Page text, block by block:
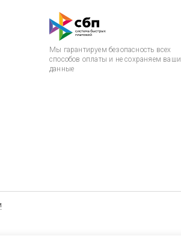
Мы гарантируем безопасность всех
способов оплаты и не сохраняем ваши
данные